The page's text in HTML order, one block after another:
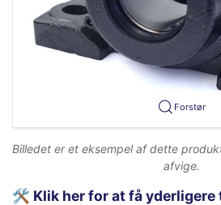
Forstør
Billedet er et eksempel af dette
afvige.
🛠️ Klik her for at få yderligere